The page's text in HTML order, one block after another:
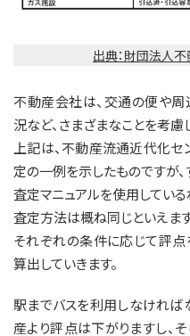
出典：財団法人
不動産会社は、交通の便や周
況など、さまざまなことを考慮
上記は、不動産流通近代化セ
定の一例を示したものですが
査定マニュアルを使用している
査定方法は概ね同じといえます
それぞれの条件に応じて評点
算出していきます。
駅までバスを利用しなければ
産より評点は下がりますし、そ